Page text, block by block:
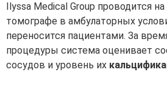
Ilyssa Medical Group проводится
томографе в амбулаторных
переносится пациентами. За
процедуры система оценивает
сосудов и уровень их